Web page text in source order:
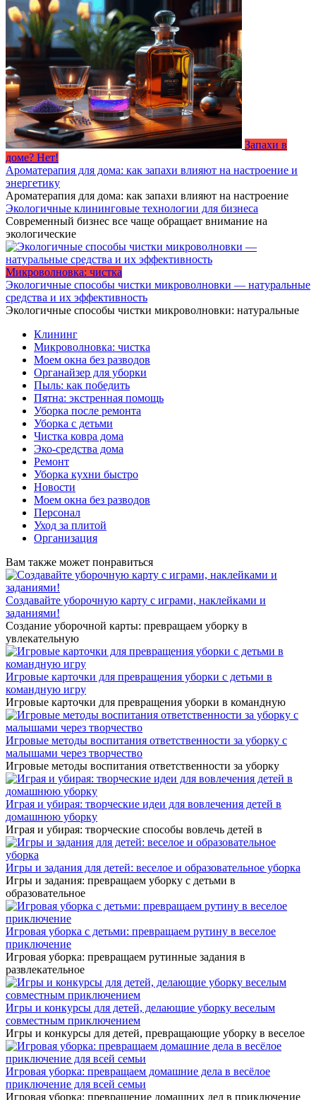
Запахи в
доме? Нет!
Ароматерапия для дома: как запахи влияют на настроение и
энергетику
Ароматерапия для дома: как запахи влияют на настроение
Экологичные клининговые технологии для бизнеса
Современный бизнес все чаще обращает внимание на
экологические
Микроволновка: чистка
Экологичные способы чистки микроволновки — натуральные
средства и их эффективность
Экологичные способы чистки микроволновки: натуральные
Клининг
Микроволновка: чистка
Моем окна без разводов
Органайзер для уборки
Пыль: как победить
Пятна: экстренная помощь
Уборка после ремонта
Уборка с детьми
Чистка ковра дома
Эко-средства дома
Ремонт
Уборка кухни быстро
Новости
Моем окна без разводов
Персонал
Уход за плитой
Организация
Вам также может понравиться
Создавайте уборочную карту с играми, наклейками и
заданиями!
Создание уборочной карты: превращаем уборку в
увлекательную
Игровые карточки для превращения уборки с детьми в
командную игру
Игровые карточки для превращения уборки в командную
Игровые методы воспитания ответственности за уборку с
малышами через творчество
Игровые методы воспитания ответственности за уборку
Играя и убирая: творческие идеи для вовлечения детей в
домашнюю уборку
Играя и убирая: творческие способы вовлечь детей в
Игры и задания для детей: веселое и образовательное уборка
Игры и задания: превращаем уборку с детьми в
образовательное
Игровая уборка с детьми: превращаем рутину в веселое
приключение
Игровая уборка: превращаем рутинные задания в
развлекательное
Игры и конкурсы для детей, делающие уборку веселым
совместным приключением
Игры и конкурсы для детей, превращающие уборку в веселое
Игровая уборка: превращаем домашние дела в весёлое
приключение для всей семьи
Игровая уборка: превращение домашних дел в приключение